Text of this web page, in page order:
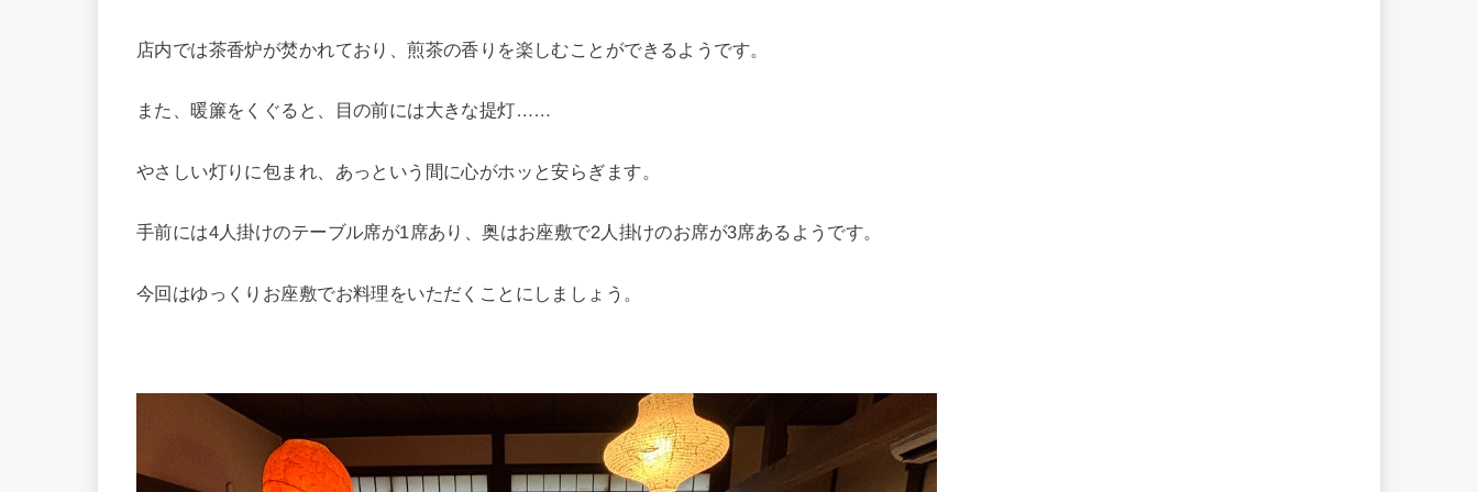
店内では茶香炉が焚かれており、煎茶の香りを楽しむことができるようです。
また、暖簾をくぐると、目の前には大きな提灯……
やさしい灯りに包まれ、あっという間に心がホッと安らぎます。
手前には4人掛けのテーブル席が1席あり、奥はお座敷で2人掛けのお席が3席あるようです。
今回はゆっくりお座敷でお料理をいただくことにしましょう。